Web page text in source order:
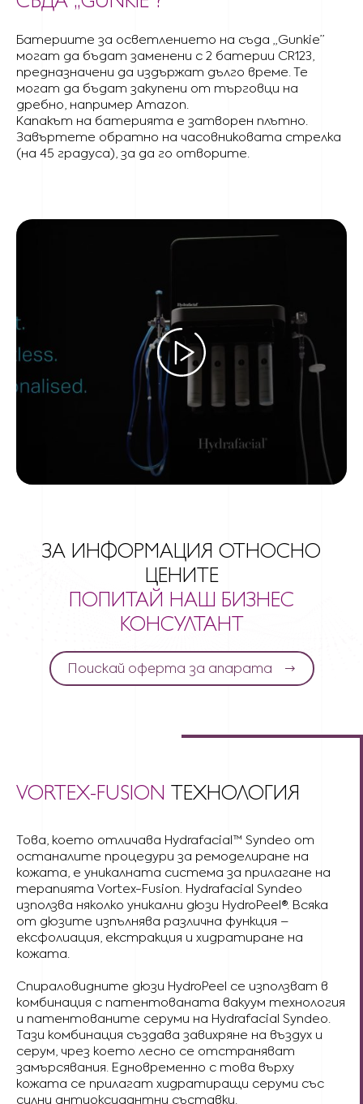
Батериите за осветлението на съда „Gunkie”
могат да бъдат заменени с 2 батерии CR123,
предназначени да издържат дълго време. Те
могат да бъдат закупени от търговци на
дребно, например Amazon.
Капакът на батерията е затворен плътно.
Завъртете обратно на часовниковата стрелка
(на 45 градуса), за да го отворите.
ЗА ИНФОРМАЦИЯ ОТНОСНО
ЦЕНИТЕ
ПОПИТАЙ НАШ БИЗНЕС
КОНСУЛТАНТ
Поискай оферта за апарата
VORTEX-FUSION ТЕХНОЛОГИЯ
Това, което отличава Hydrafacial™ Syndeo от
останалите процедури за ремоделиране на
кожата, е уникалната система за прилагане на
терапията Vortex-Fusion. Hydrafacial Syndeo
използва няколко уникални дюзи HydroPeel®. Всяка
от дюзите изпълнява различна функция –
ексфолиация, екстракция и хидратиране на
кожата.
Спираловидните дюзи HydroPeel се използват в
комбинация с патентованата вакуум технология
и патентованите серуми на Hydrafacial Syndeo.
Тази комбинация създава завихряне на въздух и
серум, чрез което лесно се отстраняват
замърсявания. Едновременно с това върху
кожата се прилагат хидратиращи серуми със
силни антиоксидантни съставки.